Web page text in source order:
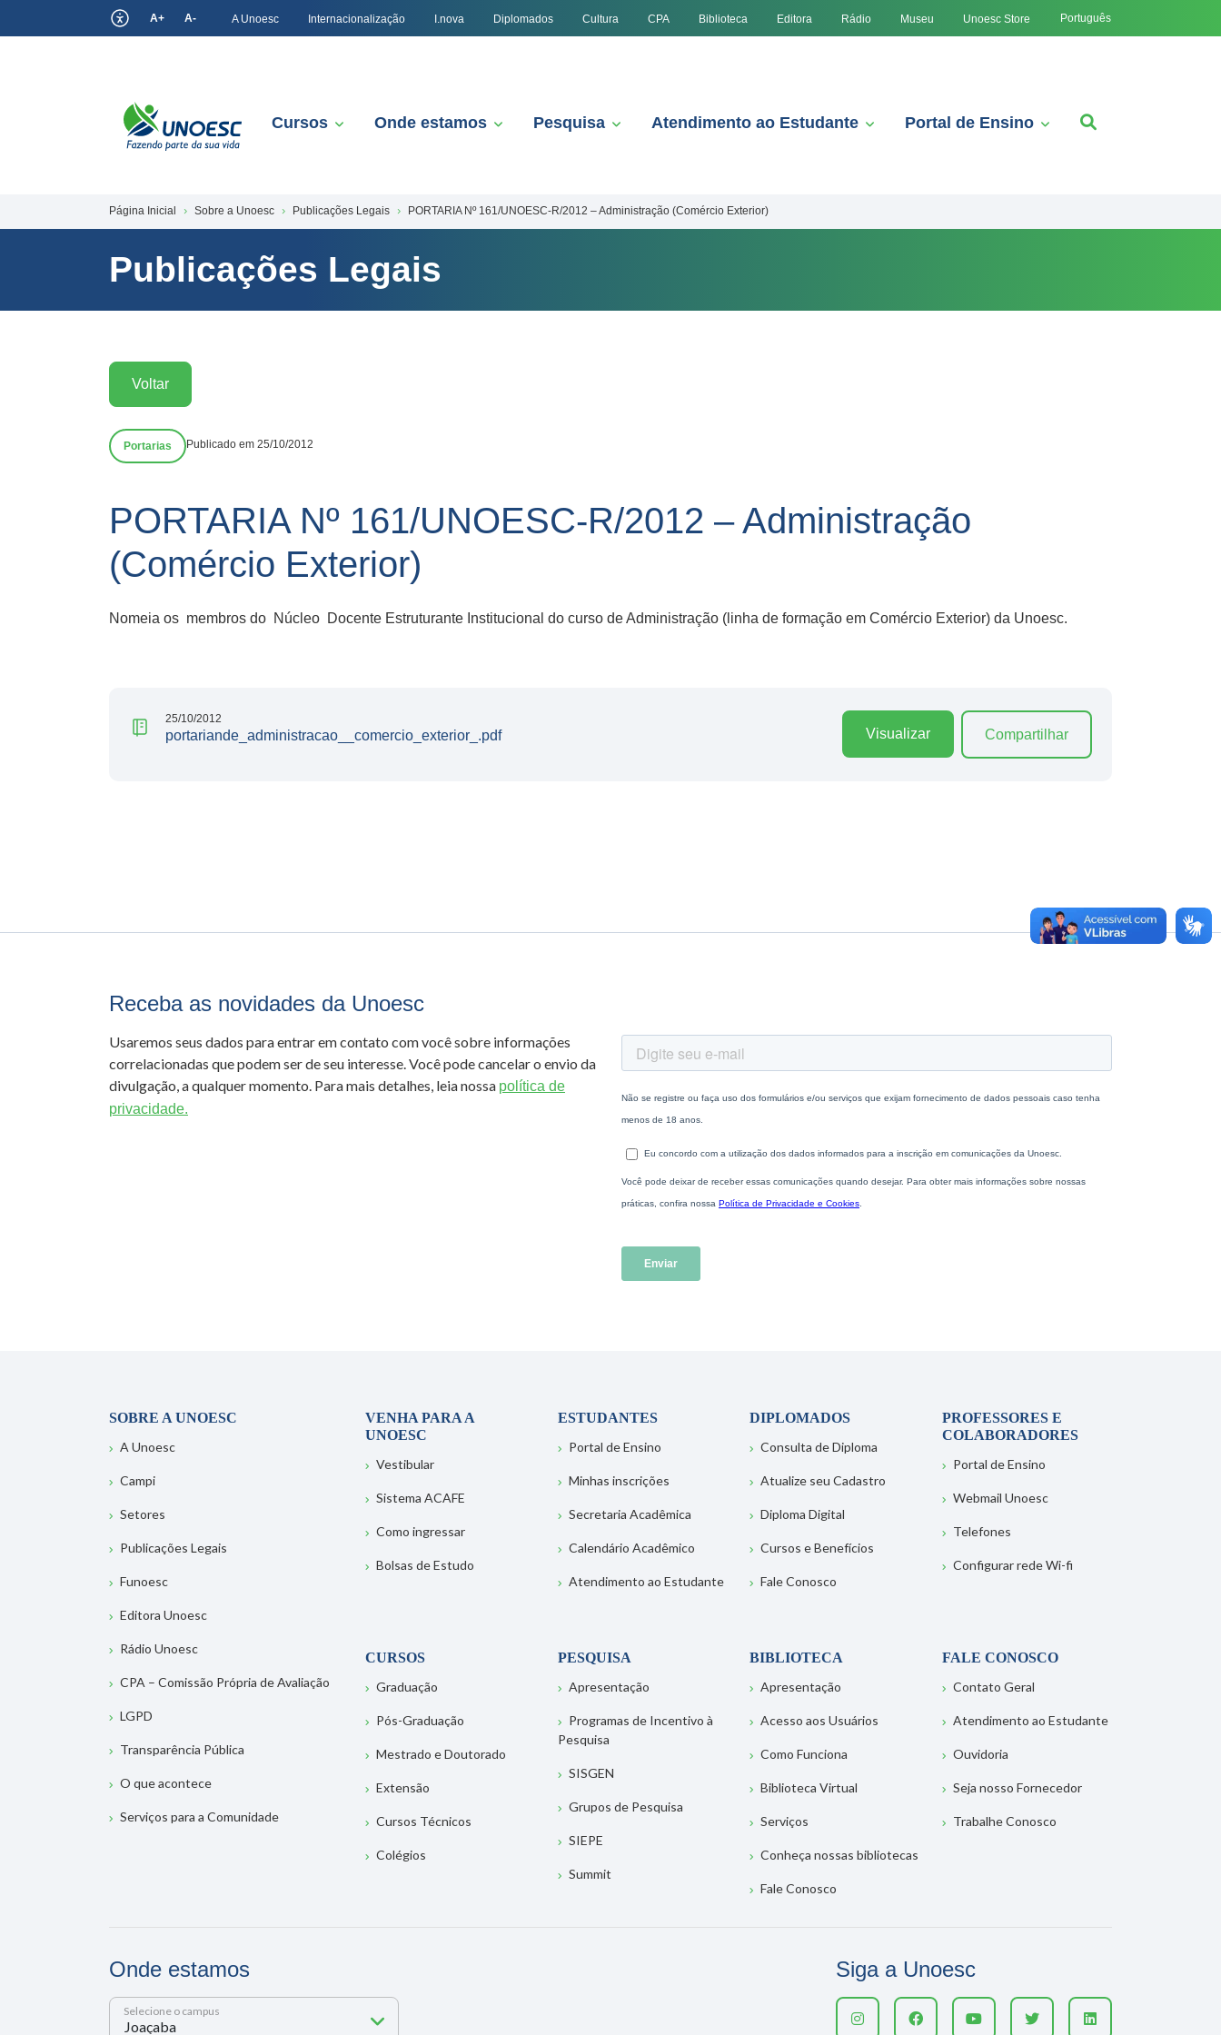
A+ A- A Unoesc Internacionalização I.nova Diplomados Cultura CPA Biblioteca Editora Rádio Museu Unoesc Store Português
Cursos Onde estamos Pesquisa Atendimento ao Estudante Portal de Ensino
Página Inicial Sobre a Unoesc Publicações Legais PORTARIA Nº 161/UNOESC-R/2012 – Administração (Comércio Exterior)
Publicações Legais
Voltar
Portarias Publicado em 25/10/2012
PORTARIA Nº 161/UNOESC-R/2012 – Administração
(Comércio Exterior)
Nomeia os membros do Núcleo Docente Estruturante Institucional do curso de Administração (linha de formação em Comércio Exterior) da Unoesc.
25/10/2012
portariande_administracao__comercio_exterior_.pdf Visualizar Compartilhar
Receba as novidades da Unoesc
Usaremos seus dados para entrar em contato com você sobre informações
correlacionadas que podem ser de seu interesse. Você pode cancelar o envio da
divulgação, a qualquer momento. Para mais detalhes, leia nossa política de
privacidade.
SOBRE A UNOESC
A Unoesc
Campi
Setores
Publicações Legais
Funoesc
Editora Unoesc
Rádio Unoesc
CPA – Comissão Própria de Avaliação
LGPD
Transparência Pública
O que acontece
Serviços para a Comunidade
VENHA PARA A
UNOESC
Vestibular
Sistema ACAFE
Como ingressar
Bolsas de Estudo
ESTUDANTES
Portal de Ensino
Minhas inscrições
Secretaria Acadêmica
Calendário Acadêmico
Atendimento ao Estudante
DIPLOMADOS
Consulta de Diploma
Atualize seu Cadastro
Diploma Digital
Cursos e Benefícios
Fale Conosco
PROFESSORES E
COLABORADORES
Portal de Ensino
Webmail Unoesc
Telefones
Configurar rede Wi-fi
CURSOS
Graduação
Pós-Graduação
Mestrado e Doutorado
Extensão
Cursos Técnicos
Colégios
PESQUISA
Apresentação
Programas de Incentivo à
Pesquisa
SISGEN
Grupos de Pesquisa
SIEPE
Summit
BIBLIOTECA
Apresentação
Acesso aos Usuários
Como Funciona
Biblioteca Virtual
Serviços
Conheça nossas bibliotecas
Fale Conosco
FALE CONOSCO
Contato Geral
Atendimento ao Estudante
Ouvidoria
Seja nosso Fornecedor
Trabalhe Conosco
Onde estamos
Selecione o campus
Siga a Unoesc